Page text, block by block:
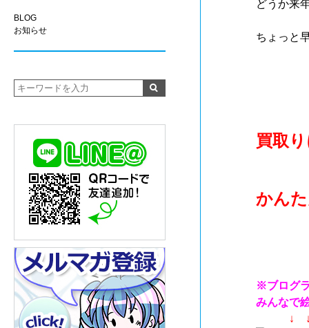
どうか来
ちょっと
買取
かん
※ブログ
みんなで
↓
BLOG
お知らせ